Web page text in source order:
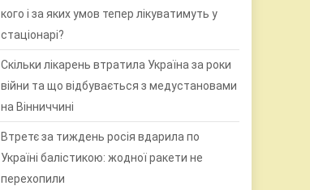
кого і за яких умов тепер лікуватимуть у
стаціонарі?
Скільки лікарень втратила Україна за роки
війни та що відбувається з медустановами
на Вінниччині
Втретє за тиждень росія вдарила по
Україні балістикою: жодної ракети не
перехопили